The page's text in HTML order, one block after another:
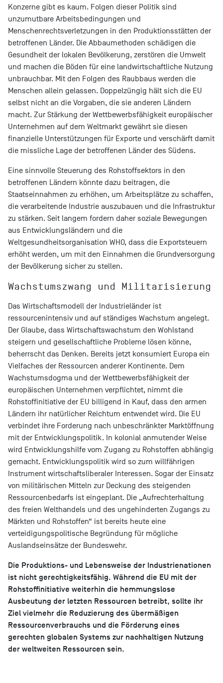
Konzerne gibt es kaum. Folgen dieser Politik sind
unzumutbare Arbeitsbedingungen und
Menschenrechtsverletzungen in den Produktionsstätten der
betroffenen Länder. Die Abbaumethoden schädigen die
Gesundheit der lokalen Bevölkerung, zerstören die Umwelt
und machen die Böden für eine landwirtschaftliche Nutzung
unbrauchbar. Mit den Folgen des Raubbaus werden die
Menschen allein gelassen. Doppelzüngig hält sich die EU
selbst nicht an die Vorgaben, die sie anderen Ländern
macht. Zur Stärkung der Wettbewerbsfähigkeit europäischer
Unternehmen auf dem Weltmarkt gewährt sie diesen
finanzielle Unterstützungen für Exporte und verschärft damit
die missliche Lage der betroffenen Länder des Südens.
Eine sinnvolle Steuerung des Rohstoffsektors in den
betroffenen Ländern könnte dazu beitragen, die
Staatseinnahmen zu erhöhen, um Arbeitsplätze zu schaffen,
die verarbeitende Industrie auszubauen und die Infrastruktur
zu stärken. Seit langem fordern daher soziale Bewegungen
aus Entwicklungsländern und die
Weltgesundheitsorganisation WHO, dass die Exportsteuern
erhöht werden, um mit den Einnahmen die Grundversorgung
der Bevölkerung sicher zu stellen.
Wachstumszwang und Militarisierung
Das Wirtschaftsmodell der Industrieländer ist
ressourcenintensiv und auf ständiges Wachstum angelegt.
Der Glaube, dass Wirtschaftswachstum den Wohlstand
steigern und gesellschaftliche Probleme lösen könne,
beherrscht das Denken. Bereits jetzt konsumiert Europa ein
Vielfaches der Ressourcen anderer Kontinente. Dem
Wachstumsdogma und der Wettbewerbsfähigkeit der
europäischen Unternehmen verpflichtet, nimmt die
Rohstoffinitiative der EU billigend in Kauf, dass den armen
Ländern ihr natürlicher Reichtum entwendet wird. Die EU
verbindet ihre Forderung nach unbeschränkter Marktöffnung
mit der Entwicklungspolitik. In kolonial anmutender Weise
wird Entwicklungshilfe vom Zugang zu Rohstoffen abhängig
gemacht. Entwicklungspolitik wird so zum willfährigen
Instrument wirtschaftsliberaler Interessen. Sogar der Einsatz
von militärischen Mitteln zur Deckung des steigenden
Ressourcenbedarfs ist eingeplant. Die „Aufrechterhaltung
des freien Welthandels und des ungehinderten Zugangs zu
Märkten und Rohstoffen“ ist bereits heute eine
verteidigungspolitische Begründung für mögliche
Auslandseinsätze der Bundeswehr.
Die Produktions- und Lebensweise der Industrienationen
ist nicht gerechtigkeitsfähig. Während die EU mit der
Rohstoffinitiative weiterhin die hemmungslose
Ausbeutung der letzten Ressourcen betreibt, sollte ihr
Ziel vielmehr die Reduzierung des übermäßigen
Ressourcenverbrauchs und die Förderung eines
gerechten globalen Systems zur nachhaltigen Nutzung
der weltweiten Ressourcen sein.